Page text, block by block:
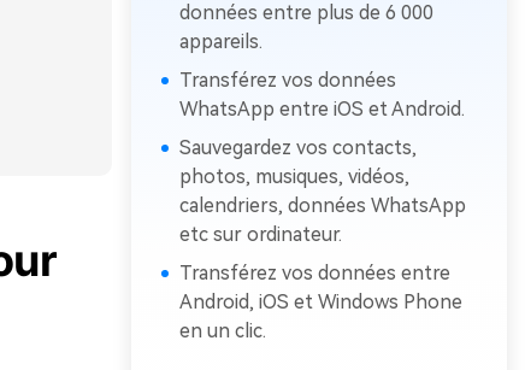
données entre plus de 6 000
appareils.
Transférez vos données
WhatsApp entre iOS et Android.
Sauvegardez vos contacts,
photos, musiques, vidéos,
calendriers, données WhatsApp
etc sur ordinateur.
Transférez vos données entre
Android, iOS et Windows Phone
en un clic.